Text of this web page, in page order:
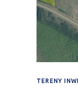
TERENY